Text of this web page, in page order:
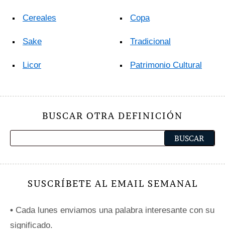
Cereales
Sake
Licor
Copa
Tradicional
Patrimonio Cultural
BUSCAR OTRA DEFINICIÓN
SUSCRÍBETE AL EMAIL SEMANAL
• Cada lunes enviamos una palabra interesante con su
significado.